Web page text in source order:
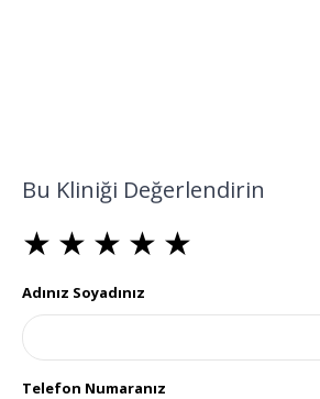
Bu Kliniği Değerlendirin
★
★ ★
★ ★ ★
★ ★ ★ ★
★ ★ ★ ★ ★
Adınız Soyadınız
Telefon Numaranız